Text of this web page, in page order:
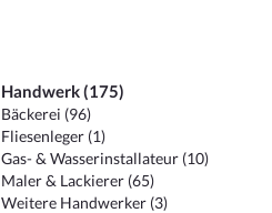
Handwerk (175)
Bäckerei (96)
Fliesenleger (1)
Gas- & Wasserinstallateur (10)
Maler & Lackierer (65)
Weitere Handwerker (3)